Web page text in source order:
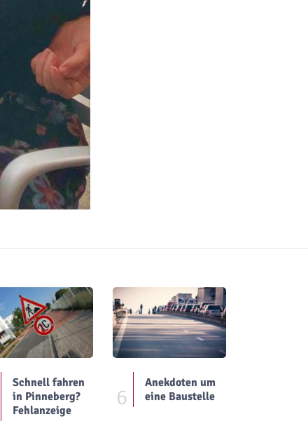
Schnell fahren
in Pinneberg?
Fehlanzeige
6
Anekdoten um
eine Baustelle